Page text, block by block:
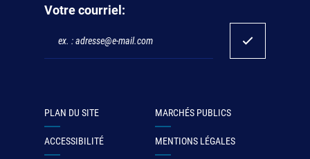
Votre courriel:
PLAN DU SITE MARCHÉS PUBLICS
ACCESSIBILITÉ MENTIONS LÉGALES